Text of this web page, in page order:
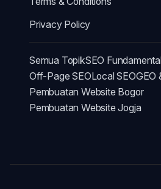
Privacy Policy
Semua TopikSEO Fundamental
Off-Page SEOLocal SEOGEO
Pembuatan Website Bogor
Pembuatan Website Jogja